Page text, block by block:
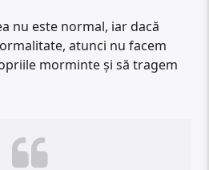
nu este normal, iar dacă
atunci nu facem
morminte și să tragem